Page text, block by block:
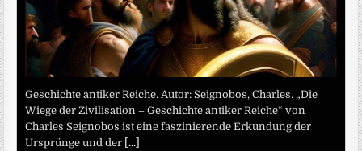
Geschichte antiker Reiche. Autor: Seignobos, Charles. „Die
Wiege der Zivilisation – Geschichte antiker Reiche“ von
Charles Seignobos ist eine faszinierende Erkundung der
Ursprünge und der [...]